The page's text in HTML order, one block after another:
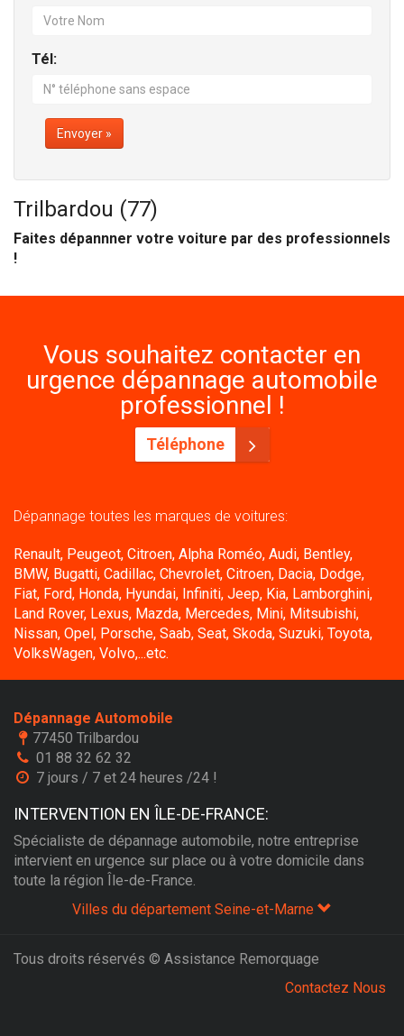
Tél:
Envoyer »
Trilbardou (77)
Faites dépannner votre voiture par des professionnels
!
Vous souhaitez contacter en
urgence dépannage automobile
professionnel !
Téléphone
Dépannage toutes les marques de voitures:
Renault, Peugeot, Citroen, Alpha Roméo, Audi, Bentley,
BMW, Bugatti, Cadillac, Chevrolet, Citroen, Dacia, Dodge,
Fiat, Ford, Honda, Hyundai, Infiniti, Jeep, Kia, Lamborghini,
Land Rover, Lexus, Mazda, Mercedes, Mini, Mitsubishi,
Nissan, Opel, Porsche, Saab, Seat, Skoda, Suzuki, Toyota,
VolksWagen, Volvo,...etc.
Dépannage Automobile
77450 Trilbardou
01 88 32 62 32
7 jours / 7 et 24 heures /24 !
INTERVENTION EN ÎLE-DE-FRANCE:
Spécialiste de dépannage automobile, notre entreprise
intervient en urgence sur place ou à votre domicile dans
toute la région Île-de-France.
Villes du département Seine-et-Marne
Tous droits réservés © Assistance Remorquage
Contactez Nous